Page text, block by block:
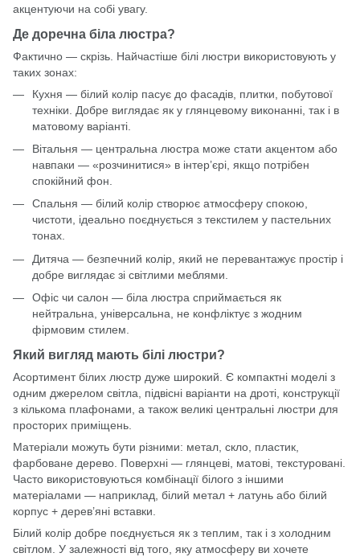
акцентуючи на собі увагу.
Де доречна біла люстра?
Фактично — скрізь. Найчастіше білі люстри використовують у
таких зонах:
Кухня — білий колір пасує до фасадів, плитки, побутової
техніки. Добре виглядає як у глянцевому виконанні, так і в
матовому варіанті.
Вітальня — центральна люстра може стати акцентом або
навпаки — «розчинитися» в інтер’єрі, якщо потрібен
спокійний фон.
Спальня — білий колір створює атмосферу спокою,
чистоти, ідеально поєднується з текстилем у пастельних
тонах.
Дитяча — безпечний колір, який не перевантажує простір і
добре виглядає зі світлими меблями.
Офіс чи салон — біла люстра сприймається як
нейтральна, універсальна, не конфліктує з жодним
фірмовим стилем.
Який вигляд мають білі люстри?
Асортимент білих люстр дуже широкий. Є компактні моделі з
одним джерелом світла, підвісні варіанти на дроті, конструкції
з кількома плафонами, а також великі центральні люстри для
просторих приміщень.
Матеріали можуть бути різними: метал, скло, пластик,
фарбоване дерево. Поверхні — глянцеві, матові, текстуровані.
Часто використовуються комбінації білого з іншими
матеріалами — наприклад, білий метал + латунь або білий
корпус + дерев’яні вставки.
Білий колір добре поєднується як з теплим, так і з холодним
світлом. У залежності від того, яку атмосферу ви хочете